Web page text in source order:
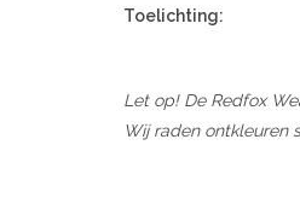
Toelichting:
100
Let op! De Redfox
Wij raden ontkleuren